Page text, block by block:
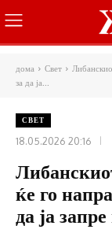
дома Свет
за да ја...
СВЕТ
18.05.2026 20:16
ќе го
да ја